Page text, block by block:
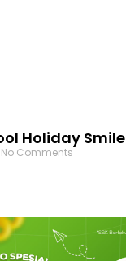
Holiday Smile
No Comments